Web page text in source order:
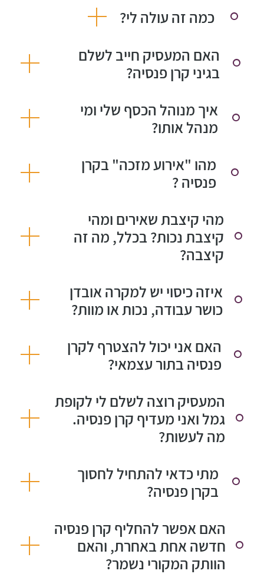
כמה זה עולה לי?
האם המעסיק חייב לשלם
בגיני קרן פנסיה?
איך מנוהל הכסף שלי ומי
מנהל אותו?
מהו "אירוע מזכה" בקרן
פנסיה ?
מהי קיצבת שאירים ומהי
קיצבת נכות? בכלל, מה זה
קיצבה?
איזה כיסוי יש למקרה אובדן
כושר עבודה, נכות או מוות?
האם אני יכול להצטרף לקרן
פנסיה בתור עצמאי?
המעסיק רוצה לשלם לי לקופת
גמל ואני מעדיף קרן פנסיה.
מה לעשות?
מתי כדאי להתחיל לחסוך
בקרן פנסיה?
האם אפשר להחליף קרן פנסיה
חדשה אחת באחרת, והאם
הוותק המקורי נשמר?